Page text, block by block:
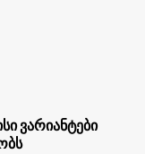
ვარიანტები